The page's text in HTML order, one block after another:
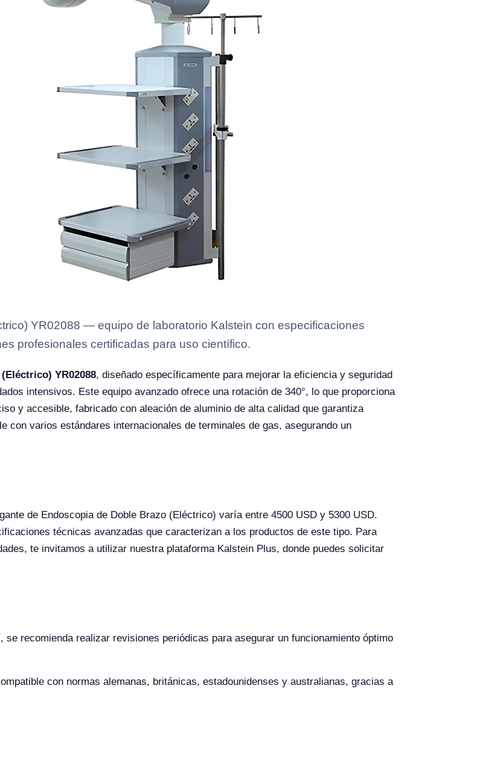
YR02088 — equipo de laboratorio Kalstein con especificaciones
profesionales certificadas para uso científico.
YR02088, diseñado específicamente para mejorar la eficiencia y seguridad
intensivos. Este equipo avanzado ofrece una rotación de 340°, lo que proporciona
y accesible, fabricado con aleación de aluminio de alta calidad que garantiza
con varios estándares internacionales de terminales de gas, asegurando un
de Endoscopia de Doble Brazo (Eléctrico) varía entre 4500 USD y 5300 USD.
técnicas avanzadas que caracterizan a los productos de este tipo. Para
te invitamos a utilizar nuestra plataforma Kalstein Plus, donde puedes solicitar
se recomienda realizar revisiones periódicas para asegurar un funcionamiento óptimo
con normas alemanas, británicas, estadounidenses y australianas, gracias a